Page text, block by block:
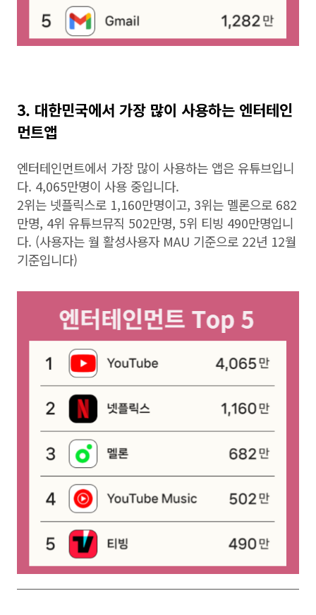
3. 대한민국에서 가장 많이 사용하는 엔터테인
먼트앱
엔터테인먼트에서 가장 많이 사용하는 앱은 유튜브입니
다. 4,065만명이 사용 중입니다.
2위는 넷플릭스로 1,160만명이고, 3위는 멜론으로 682
만명, 4위 유튜브뮤직 502만명, 5위 티빙 490만명입니
다. (사용자는 월 활성사용자 MAU 기준으로 22년 12월
기준입니다)